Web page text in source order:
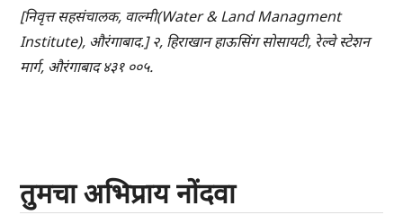
[निवृत्त सहसंचालक, वाल्मी(Water & Land Managment
Institute), औरंगाबाद.] २, हिराखान हाऊसिंग सोसायटी, रेल्वे स्टेशन
मार्ग, औरंगाबाद ४३१ ००५.
तुमचा अभिप्राय नोंदवा